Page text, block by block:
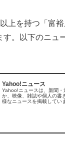
上を持つ「富
す。以下のニュ
Yahoo!ニュース
Yahoo!ニュースは、新聞
か、映像、雑誌や個人の書
様なニュースを掲載してい